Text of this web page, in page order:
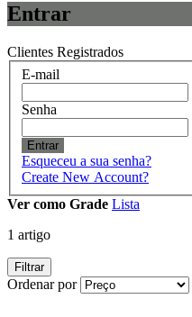
Entrar
Clientes Registrados
E-mail
Senha
Entrar
Esqueceu a sua senha?
Create New Account?
Ver como Grade Lista
1 artigo
Filtrar
Ordenar por